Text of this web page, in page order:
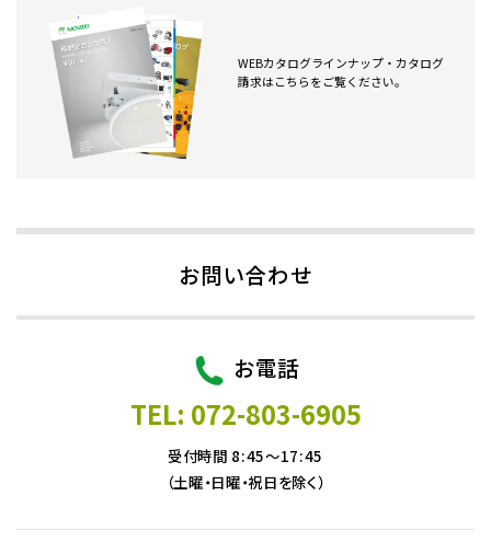
WEBカタログラインナップ・カタログ
請求はこちらをご覧ください。
お問い合わせ
お電話
TEL: 072-803-6905
受付時間 8:45～17:45
（土曜・日曜・祝日を除く）